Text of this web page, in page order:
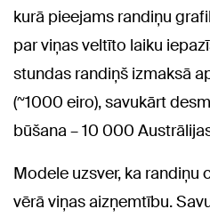
kurā pieejams randiņu
par viņas veltīto laiku
stundas randiņš izmaksā
(~1000 eiro), savukārt
būšana – 10 000
Modele uzsver, ka randiņu
vērā viņas aizņemtību.